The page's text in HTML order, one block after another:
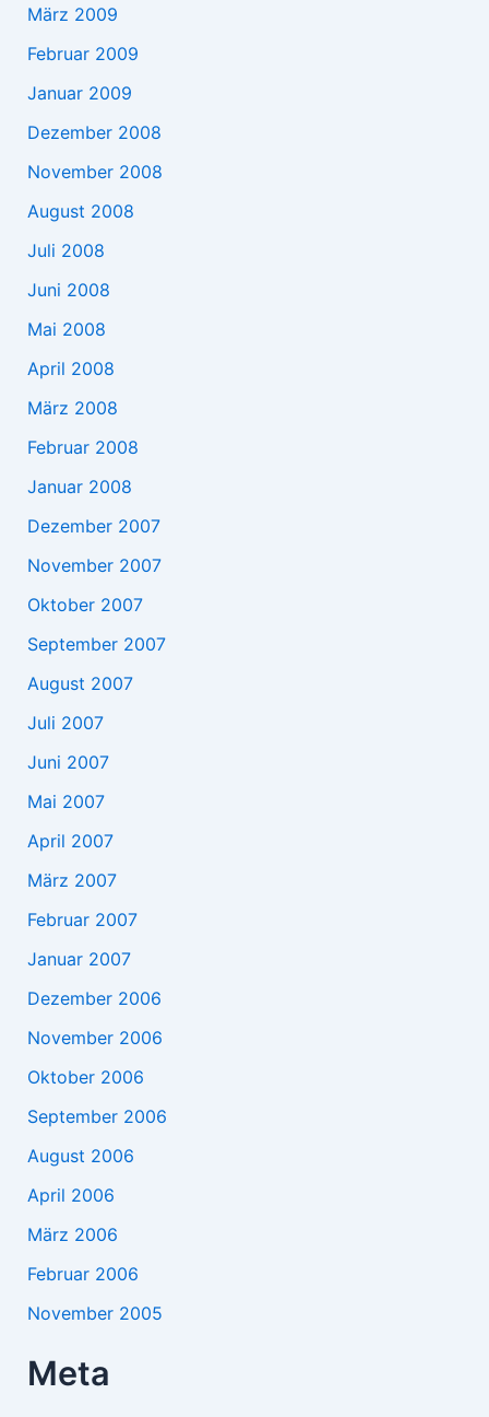
März 2009
Februar 2009
Januar 2009
Dezember 2008
November 2008
August 2008
Juli 2008
Juni 2008
Mai 2008
April 2008
März 2008
Februar 2008
Januar 2008
Dezember 2007
November 2007
Oktober 2007
September 2007
August 2007
Juli 2007
Juni 2007
Mai 2007
April 2007
März 2007
Februar 2007
Januar 2007
Dezember 2006
November 2006
Oktober 2006
September 2006
August 2006
April 2006
März 2006
Februar 2006
November 2005
Meta